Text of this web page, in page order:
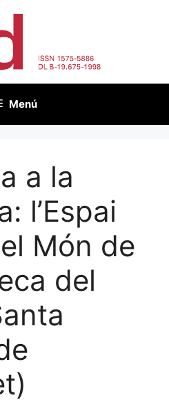
Menú
a la
l’Espai
Món de
del